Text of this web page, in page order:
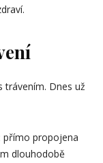
trávením. Dnes už
přímo propojena
dlouhodobě